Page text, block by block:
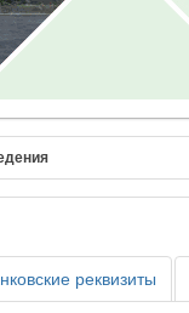
реквизиты